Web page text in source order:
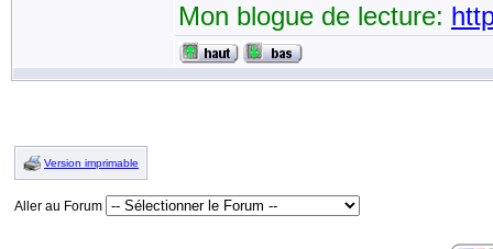
Mon blogue de lecture:
Version imprimable
Aller au Forum